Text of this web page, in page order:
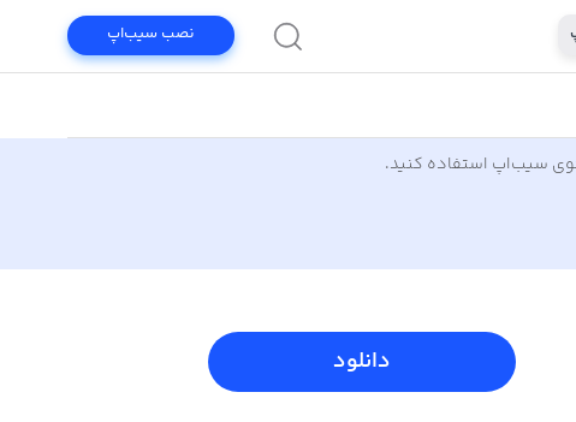
نصب سیب‌اپ
سیب‌اپ استفاده کنید.
دانلود